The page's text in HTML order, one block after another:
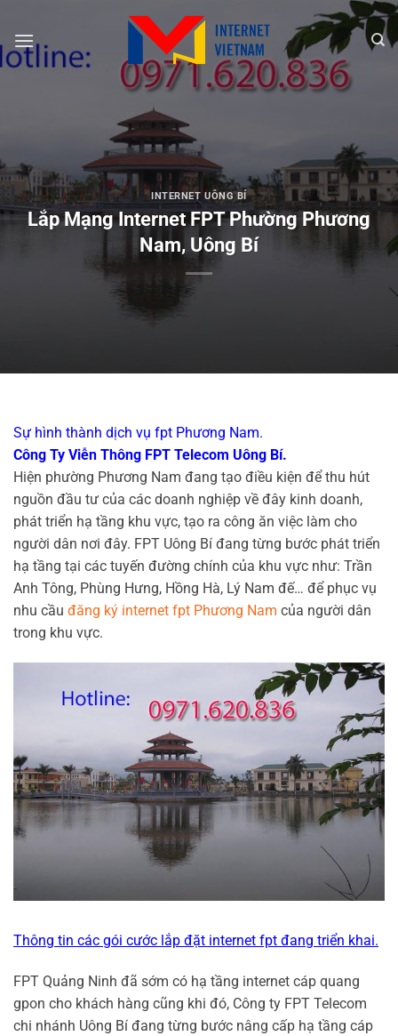
đến
nội
INTERNET UÔNG BÍ
Lắp Mạng Internet FPT Phường Phương
Nam, Uông Bí
Sự hình thành dịch vụ fpt Phương Nam.
Công Ty Viễn Thông FPT Telecom Uông Bí.
Hiện phường Phương Nam đang tạo điều kiện để thu hút
nguồn đầu tư của các doanh nghiệp về đây kinh doanh,
phát triển hạ tầng khu vực, tạo ra công ăn việc làm cho
người dân nơi đây. FPT Uông Bí đang từng bước phát triển
hạ tầng tại các tuyến đường chính của khu vực như: Trần
Anh Tông, Phùng Hưng, Hồng Hà, Lý Nam đế… để phục vụ
nhu cầu đăng ký internet fpt Phương Nam của người dân
trong khu vực.
Thông tin các gói cước lắp đặt internet fpt đang triển khai.
FPT Quảng Ninh đã sớm có hạ tầng internet cáp quang
gpon cho khách hàng cũng khi đó, Công ty FPT Telecom
chi nhánh Uông Bí đang từng bước nâng cấp hạ tầng cáp